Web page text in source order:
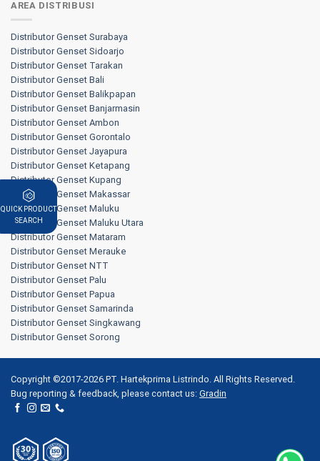
AREA DISTRIBUSI
Distributor Genset Surabaya
Distributor Genset Sidoarjo
Distributor Genset Tarakan
Distributor Genset Bali
Distributor Genset Balikpapan
Distributor Genset Banjarmasin
Distributor Genset Ambon
Distributor Genset Gorontalo
Distributor Genset Jayapura
Distributor Genset Ketapang
Distributor Genset Kupang
Distributor Genset Makassar
Distributor Genset Maluku
Distributor Genset Maluku Utara
Distributor Genset Mataram
Distributor Genset Merauke
Distributor Genset NTT
Distributor Genset Palu
Distributor Genset Papua
Distributor Genset Samarinda
Distributor Genset Singkawang
Distributor Genset Sorong
Copyright ©2017-2026 PT. Hartekprima Listrindo. All Rights Reserved.
Bug reporting & feedback, please contact us: Gradin
QUICK PRODUCT
SEARCH